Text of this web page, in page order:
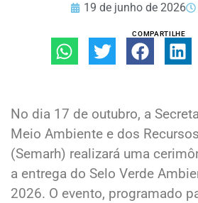
19 de junho de 2026
COMPARTILHE
No dia 17 de outubro, a
Meio Ambiente e dos
(Semarh) realizará uma
a entrega do Selo Verde
2026. O evento, programado